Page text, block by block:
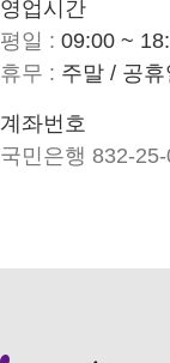
영업시간
평일 : 09:00 ~
휴무 : 주말 / 공휴
계좌번호
국민은행 832-